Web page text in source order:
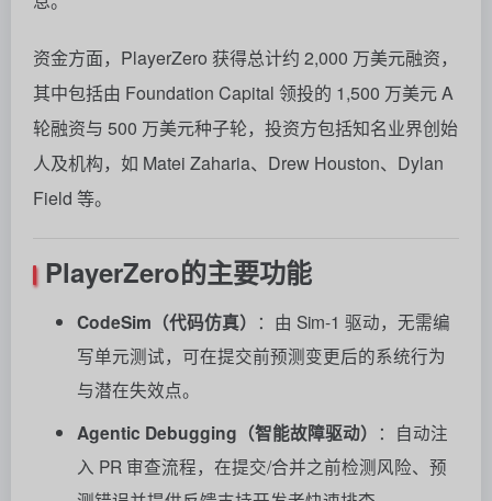
资金方面，PlayerZero 获得总计约 2,000 万美元融资，
其中包括由 Foundation Capital 领投的 1,500 万美元 A
轮融资与 500 万美元种子轮，投资方包括知名业界创始
人及机构，如 Matei Zaharia、Drew Houston、Dylan
Field 等。
PlayerZero的主要功能
CodeSim（代码仿真） ：由 Sim‑1 驱动，无需编
写单元测试，可在提交前预测变更后的系统行为
与潜在失效点。
Agentic Debugging（智能故障驱动） ：自动注
入 PR 审查流程，在提交/合并之前检测风险、预